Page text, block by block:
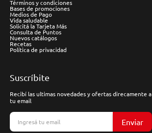
Términos y condiciones
Bases de promociones
Medios de Pago
Vida saludable
Solicitá la Tarjeta Más
Consulta de Puntos
Nuevos catálogos
Recetas
Política de privacidad
Suscríbite
Recibí las ultimas novedades y ofertas direcamente a
tu email
Enviar